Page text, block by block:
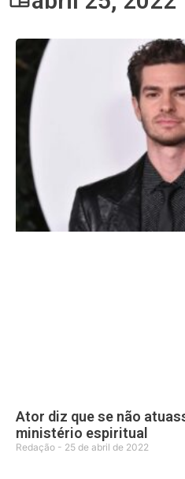
Ator diz que se não
ministério espiritual
Redação 25 de abril de 2022